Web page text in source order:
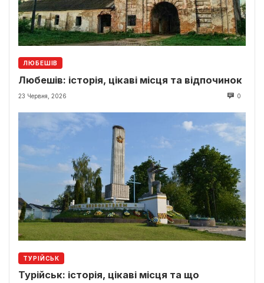
ЛЮБЕШІВ
Любешів: історія, цікаві місця та відпочинок
23 Червня, 2026 0
ТУРІЙСЬК
Турійськ: історія, цікаві місця та що